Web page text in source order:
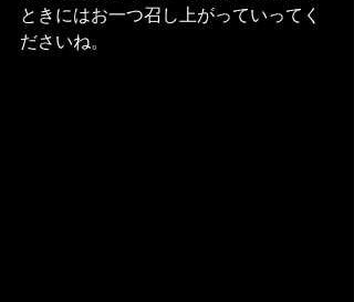
ときにはお一つ召し上がっていってく
ださいね。